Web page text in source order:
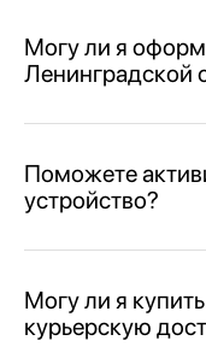
Могу ли я
Ленинградской
Поможете
устройство?
Могу ли я
курьерскую